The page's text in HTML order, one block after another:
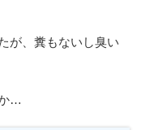
が、糞もないし臭い
…